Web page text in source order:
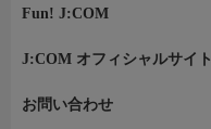
Fun! J:COM
J:COM オフィシャルサイト
お問い合わせ